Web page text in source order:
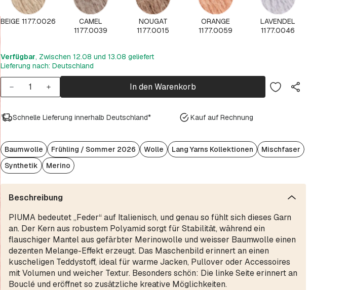
BEIGE 1177.0026
CAMEL
1177.0039
NOUGAT
1177.0015
ORANGE
1177.0059
LAVENDEL
1177.0046
Verfügbar, Zwischen 12.08 und 13.08 geliefert
Lieferung nach: Deutschland
In den Warenkorb
Schnelle Lieferung innerhalb Deutschland* Kauf auf Rechnung
Baumwolle Frühling / Sommer 2026 Wolle Lang Yarns Kollektionen
Mischfaser
Synthetik
Merino
Beschreibung
PIUMA bedeutet „Feder“ auf Italienisch, und genau so fühlt sich dieses Garn
an. Der Kern aus robustem Polyamid sorgt für Stabilität, während ein
flauschiger Mantel aus gefärbter Merinowolle und weisser Baumwolle einen
dezenten Melange-Effekt erzeugt. Das Maschenbild erinnert an einen
kuscheligen Teddystoff, ideal für warme Jacken, Pullover oder Accessoires
mit Volumen und weicher Textur. Besonders schön: Die linke Seite erinnert an
Bouclé und eröffnet so zusätzliche kreative Möglichkeiten.